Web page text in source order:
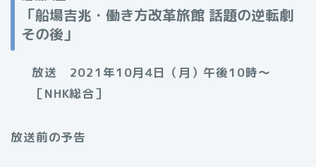
「船場吉兆・働き方改革旅館 話題の逆転劇
その後」
放送 2021年10月4日（月）午後10時〜
［NHK総合］
放送前の予告